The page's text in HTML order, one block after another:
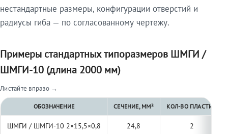
нестандартные размеры, конфигурации отверстий и
радиусы гиба — по согласованному чертежу.
Примеры стандартных типоразмеров ШМГИ /
ШМГИ-10 (длина 2000 мм)
Листайте вправо →
ОБОЗНАЧЕНИЕ СЕЧЕНИЕ, ММ² КОЛ-ВО ПЛАСТИН
ШМГИ / ШМГИ-10 2×15,5×0,8 24,8 2